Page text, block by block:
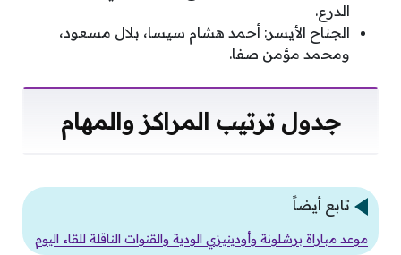
الدرع.
الجناح الأيسر: أحمد هشام سيسا، بلال مسعود،
ومحمد مؤمن صفا.
جدول ترتيب المراكز والمهام
تابع أيضاً
موعد مباراة برشلونة وأودينيزي الودية والقنوات الناقلة للقاء اليوم